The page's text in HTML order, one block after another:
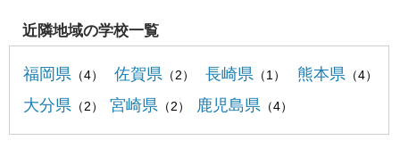
近隣地域の学校一覧
福岡県 （4） 佐賀県 （2） 長崎県 （1） 熊本県（4）
大分県 （2） 宮崎県 （2） 鹿児島県 （4）